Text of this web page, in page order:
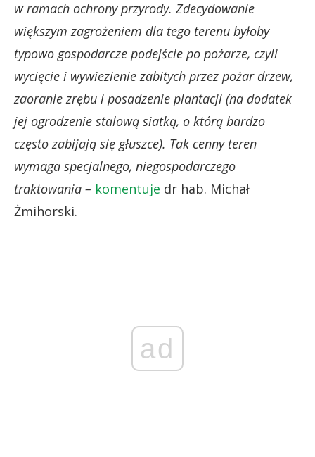
w ramach ochrony przyrody. Zdecydowanie
większym zagrożeniem dla tego terenu byłoby
typowo gospodarcze podejście po pożarze, czyli
wycięcie i wywiezienie zabitych przez pożar drzew,
zaoranie zrębu i posadzenie plantacji (na dodatek
jej ogrodzenie stalową siatką, o którą bardzo
często zabijają się głuszce). Tak cenny teren
wymaga specjalnego, niegospodarczego
traktowania – komentuje dr hab. Michał
Żmihorski.
ad